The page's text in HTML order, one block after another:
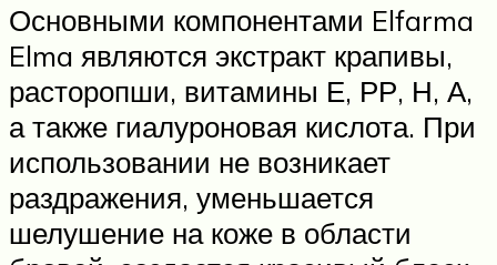
Основными компонентами Elfarma
Elma являются экстракт крапивы,
расторопши, витамины Е, РР, Н, А,
а также гиалуроновая кислота. При
использовании не возникает
раздражения, уменьшается
шелушение на коже в области